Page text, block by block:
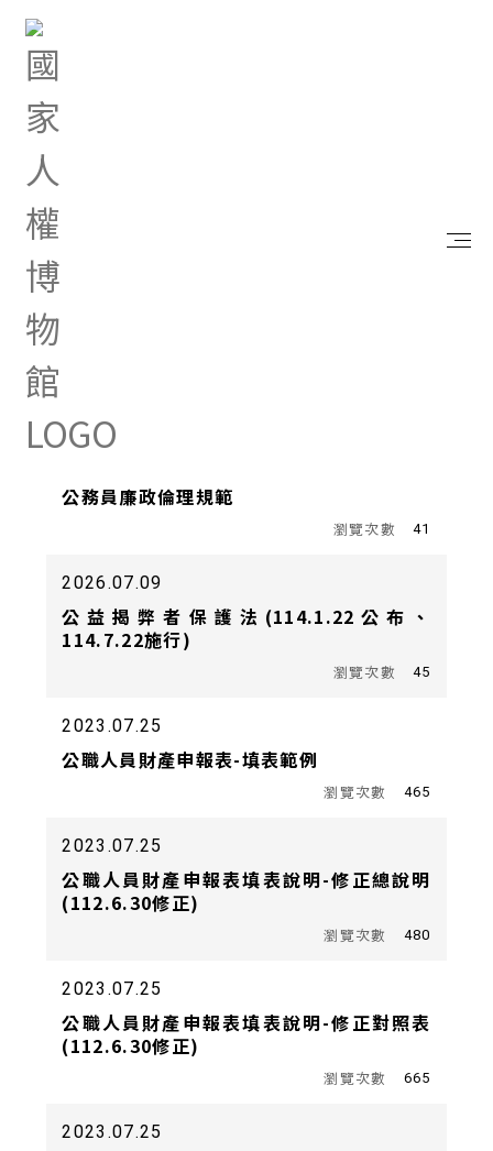
首頁
廉政專區
公務員廉政倫理規範
41
2026.07.09
公益揭弊者保護法(114.1.22公布、
114.7.22施行)
45
2023.07.25
公職人員財產申報表-填表範例
465
2023.07.25
公職人員財產申報表填表說明-修正總說明
(112.6.30修正)
480
2023.07.25
公職人員財產申報表填表說明-修正對照表
(112.6.30修正)
665
2023.07.25